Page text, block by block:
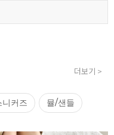
더보기 >
니커즈 뮬/샌들